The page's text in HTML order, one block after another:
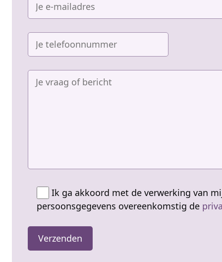
Ik ga akkoord met de verwerking van
persoonsgegevens overeenkomstig de
Gelieve dit veld leeg te laten.